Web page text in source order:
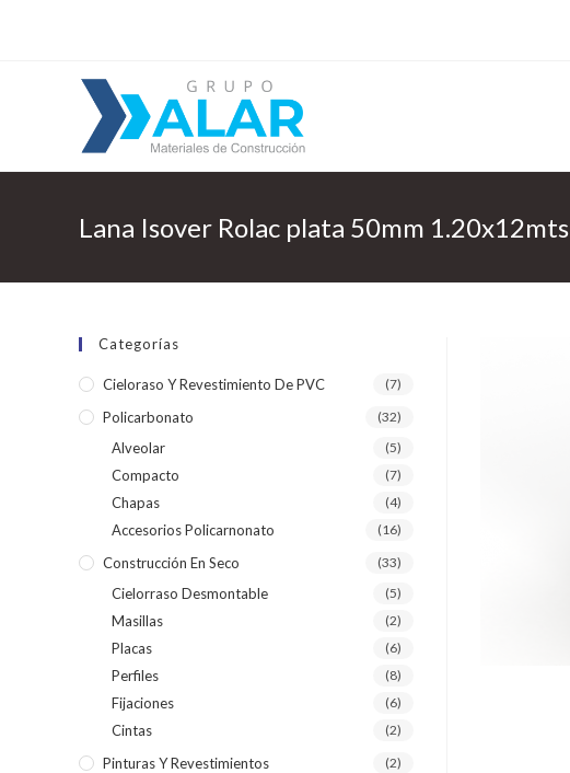
Lana Isover Rolac plata 50mm 1.20x12mts
Categorías
Cieloraso Y Revestimiento De PVC (7)
Policarbonato (32)
Alveolar (5)
Compacto (7)
Chapas (4)
Accesorios Policarnonato (16)
Construcción En Seco (33)
Cielorraso Desmontable (5)
Masillas (2)
Placas (6)
Perfiles (8)
Fijaciones (6)
Cintas (2)
Pinturas Y Revestimientos (2)